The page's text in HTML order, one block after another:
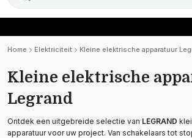
Home Elektriciteit Kleine elektrische apparatuur
Kleine elektrische
Legrand
Ontdek een uitgebreide selectie van LEGRAND
apparatuur voor uw project. Van schakelaars tot